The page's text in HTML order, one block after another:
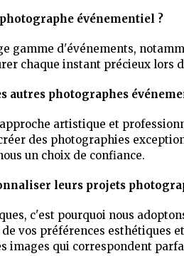
événementiel ?
gamme d'événements,
chaque instant précieux lors
autres photographes
artistique et
des photographies
un choix de confiance.
leurs projets
c'est pourquoi nous
vos préférences esthétiques
images qui correspondent